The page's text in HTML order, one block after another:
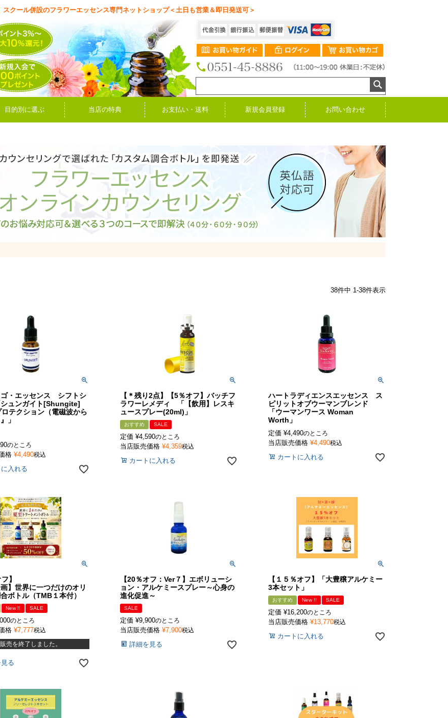
クール併設のフラワーエッセンス専門ネットショップ＜土日も営業＆即日発送可＞
目的別に選ぶ 当店の特典 お支払い・送料 新規会員登録 お問い合わせ
38件中 1-38件表示
ゴ・エッセンス シフトシ
シュンガイト[Shungite]
ロテクション（電磁波から
」
のところ
格 ¥4,490税込
入れる
【＊残り2点】【5％オフ】バッチフ
ラワーレメディ 「【飲用】レスキ
ュースプレー(20ml)」
おすすめ SALE
定価 ¥4,590のところ
当店販売価格 ¥4,359税込
カートに入れる
ハートラディエンスエッセンス ス
ピリットオブウーマンブレンド
「ウーマンワース Woman
Worth」
定価 ¥4,490のところ
当店販売価格 ¥4,490税込
カートに入れる
】
画】世界に一つだけのオリ
ボトル（TMB１本付）
New !! SALE
のところ
格 ¥7,777税込
販売を終了しました。
る
【20％オフ：Ver７】エボリューシ
ョン・アルケミースプレー～心身の
進化促進～
SALE
定価 ¥9,900のところ
当店販売価格 ¥7,900税込
詳細を見る
【１５％オフ】「大豊穣アルケミー
3本セット」
おすすめ New !! SALE
定価 ¥16,200のところ
当店販売価格 ¥13,770税込
カートに入れる